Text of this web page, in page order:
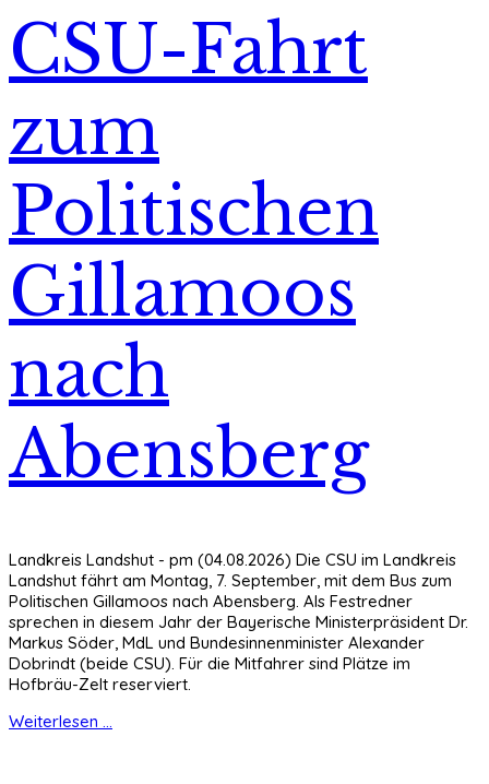
CSU-Fahrt
zum
Politischen
Gillamoos
nach
Abensberg
Landkreis Landshut - pm (04.08.2026) Die CSU im Landkreis
Landshut fährt am Montag, 7. September, mit dem Bus zum
Politischen Gillamoos nach Abensberg. Als Festredner
sprechen in diesem Jahr der Bayerische Ministerpräsident Dr.
Markus Söder, MdL und Bundesinnenminister Alexander
Dobrindt (beide CSU). Für die Mitfahrer sind Plätze im
Hofbräu-Zelt reserviert.
Weiterlesen ...